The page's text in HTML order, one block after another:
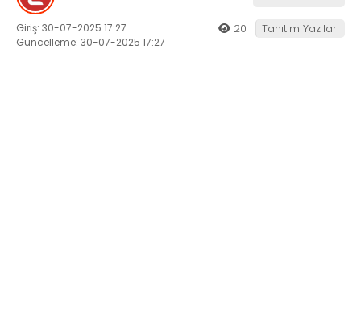
Giriş: 30-07-2025 17:27
Güncelleme: 30-07-2025 17:27
20 Tanıtım Yazıları